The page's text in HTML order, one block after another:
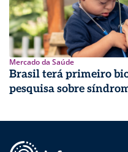
Mercado da Saúde
Brasil terá primeiro
pesquisa sobre